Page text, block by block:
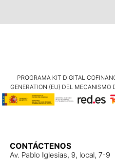
PROGRAMA KIT DIGITAL
GENERATION (EU) DEL MECANISMO
CONTÁCTENOS
Av. Pablo Iglesias, 9, local, 7-9